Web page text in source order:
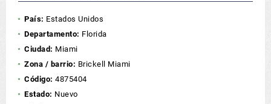
País: Estados Unidos
Departamento: Florida
Ciudad: Miami
Zona / barrio: Brickell Miami
Código: 4875404
Estado: Nuevo